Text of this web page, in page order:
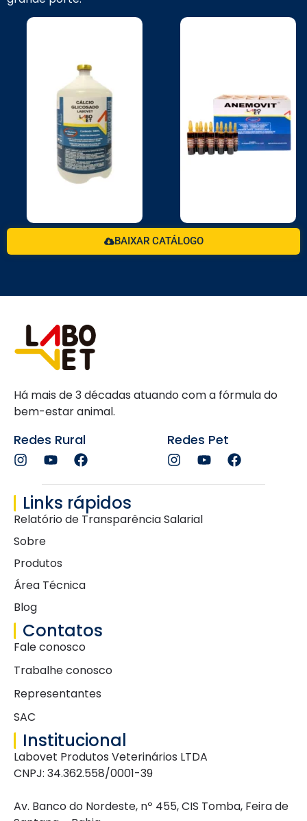
BAIXAR CATÁLOGO
Há mais de 3 décadas atuando com a fórmula do
bem-estar animal.
Redes Rural Redes Pet
Links rápidos
Relatório de Transparência Salarial
Sobre
Produtos
Área Técnica
Blog
Contatos
Fale conosco
Trabalhe conosco
Representantes
SAC
Institucional
Labovet Produtos Veterinários LTDA
CNPJ: 34.362.558/0001-39
Av. Banco do Nordeste, nº 455, CIS Tomba, Feira de